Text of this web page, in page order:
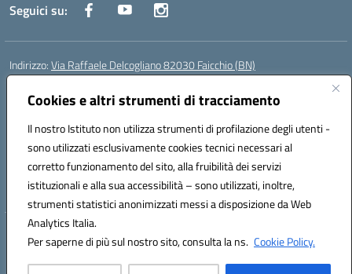
Cookies e altri strumenti di tracciamento
Il nostro Istituto non utilizza strumenti di profilazione degli utenti -
sono utilizzati esclusivamente cookies tecnici necessari al
corretto funzionamento del sito, alla fruibilità dei servizi
istituzionali e alla sua accessibilità – sono utilizzati, inoltre,
strumenti statistici anonimizzati messi a disposizione da Web
Analytics Italia.
Per saperne di più sul nostro sito, consulta la ns. Cookie Policy.
Seguici su:
Indirizzo:Via Raffaele Delcogliano 82030 Faicchio (BN)
Centralino:
Posta elettronica certificata (PEC):bnis02300v@pec.istruzione.it
Codice fiscale: 90003320620
Codice meccanografico:BNIS02300V
Codice Indice delle Pubbliche Amministrazioni (IPA): istsc_bnis02300v
Codice unico di fatturazione (CUF): UFQEG8
Hosting & Powered by 3D Solution S.r.l.
Concept & Design by Designers Italia